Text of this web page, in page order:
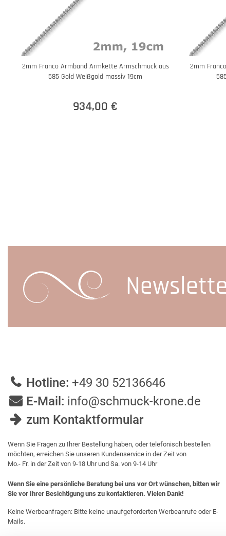
2mm Franco Armband Armkette Armschmuck aus
585 Gold Weißgold massiv 19cm
934,00 €
2mm
Hotline: +49 30 52136646
E-Mail: info@schmuck-krone.de
zum Kontaktformular
Wenn Sie Fragen zu Ihrer Bestellung haben, oder telefonisch bestellen
möchten, erreichen Sie unseren Kundenservice in der Zeit von
Mo.- Fr. in der Zeit von 9-18 Uhr und Sa. von 9-14 Uhr
Wenn Sie eine persönliche Beratung bei uns vor Ort wünschen, bitten wir
Sie vor Ihrer Besichtigung uns zu kontaktieren. Vielen Dank!
Keine Werbeanfragen: Bitte keine unaufgeforderten Werbeanrufe oder E-
Mails.